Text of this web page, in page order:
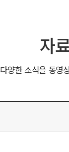
자
다양한 소식을 동영